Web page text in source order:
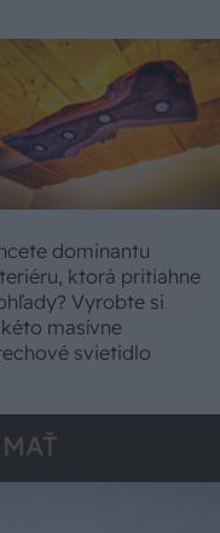
dominantu
ktorá pritiahne
Vyrobte si
masívne
svietidlo